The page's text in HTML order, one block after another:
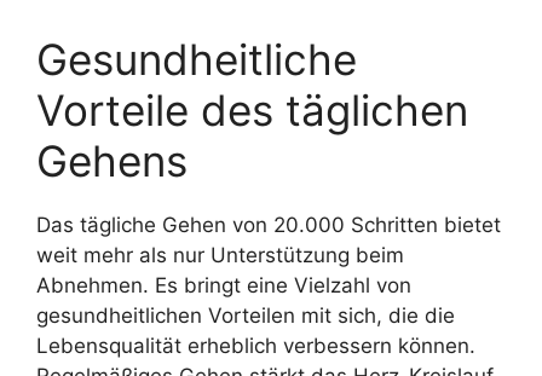
Gesundheitliche
Vorteile des täglichen
Gehens
Das tägliche Gehen von 20.000 Schritten bietet
weit mehr als nur Unterstützung beim
Abnehmen. Es bringt eine Vielzahl von
gesundheitlichen Vorteilen mit sich, die die
Lebensqualität erheblich verbessern können.